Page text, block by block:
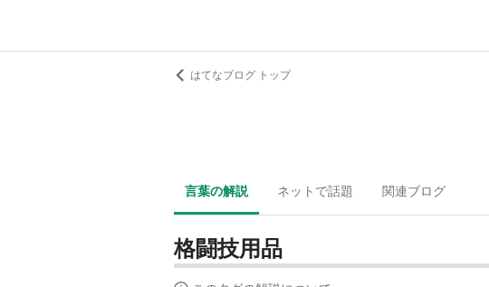
はてなブログ トップ
言葉の解説 ネットで話題 関連ブログ
格闘技用品